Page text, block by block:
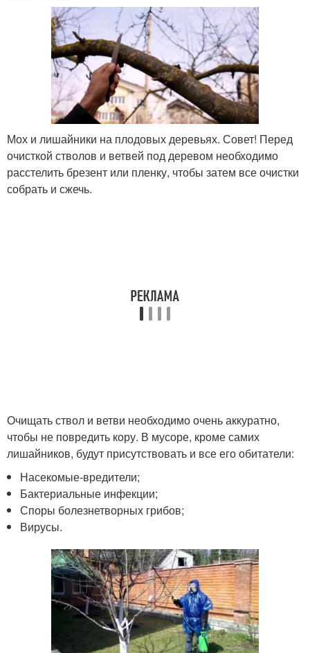
Мох и лишайники на плодовых деревьях. Совет! Перед
очисткой стволов и ветвей под деревом необходимо
расстелить брезент или пленку, чтобы затем все очистки
собрать и сжечь.
Очищать ствол и ветви необходимо очень аккуратно,
чтобы не повредить кору. В мусоре, кроме самих
лишайников, будут присутствовать и все его обитатели:
Насекомые-вредители;
Бактериальные инфекции;
Споры болезнетворных грибов;
Вирусы.